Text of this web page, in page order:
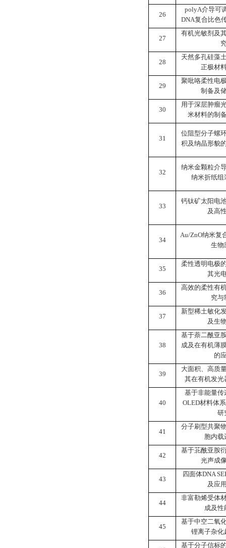
26
polyA介导可
DNA复合比色
27
有机光敏剂及
28
天然多孔硅藻
正极材
29
聚吡咯柔性电
制备及
30
用于深层肿瘤
米材料的制
31
位阻型分子螺
积及纳晶形貌
32
纳米金颗粒介
纳米折纸组
33
钙钛矿太阳电
及高
34
Au/ZnO纳米复
生物
35
柔性透明电极
其光
36
高效的柔性有
究与
37
新型稀土敏化
及生
38
基于萘二酰亚
成及在有机薄
的
39
大面积、高质
其在有机发光
40
基于非能量传
OLED材料体
研
41
分子刷型共聚
胞内载
42
基于苝酰亚胺
光声成
43
四面体DNA
及应
44
非富勒烯受体
成及性
45
基于中空二氧
锂离子杂化
基于分子信标